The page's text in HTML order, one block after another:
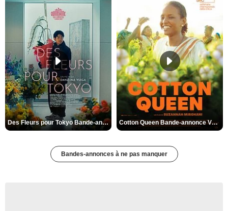
Des Fleurs pour Tokyo Bande-annonce VO STFR Cotton Queen Bande-annonce VO STFR
Bandes-annonces à ne pas manquer